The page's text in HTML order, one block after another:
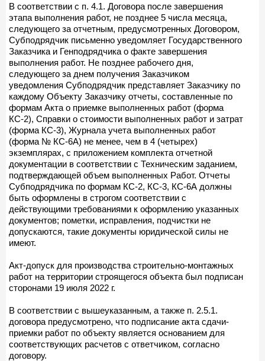
В соответствии с п. 4.1. Договора после завершения
этапа выполнения работ, не позднее 5 числа месяца,
следующего за отчетным, предусмотренных Договором,
Субподрядчик письменно уведомляет Государственного
Заказчика и Генподрядчика о факте завершения
выполнения работ. Не позднее рабочего дня,
следующего за днем получения Заказчиком
уведомления Субподрядчик представляет Заказчику по
каждому Объекту Заказчику отчеты, составленные по
формам Акта о приемке выполненных работ (форма
КС-2), Справки о стоимости выполненных работ и затрат
(форма КС-3), Журнала учета выполненных работ
(форма № КС-6А) не менее, чем в 4 (четырех)
экземплярах, с приложением комплекта отчетной
документации в соответствии с Техническим заданием,
подтверждающей объем выполненных Работ. Отчеты
Субподрядчика по формам КС-2, КС-3, КС-6А должны
быть оформлены в строгом соответствии с
действующими требованиями к оформлению указанных
документов; пометки, исправления, подчистки не
допускаются, такие документы юридической силы не
имеют.
Акт-допуск для производства строительно-монтажных
работ на территории строящегося объекта был подписан
сторонами 19 июля 2022 г.
В соответствии с вышеуказанным, а также п. 2.5.1.
договора предусмотрено, что подписание акта сдачи-
приемки работ по объекту является основанием для
соответствующих расчетов с ответчиком, согласно
договору.